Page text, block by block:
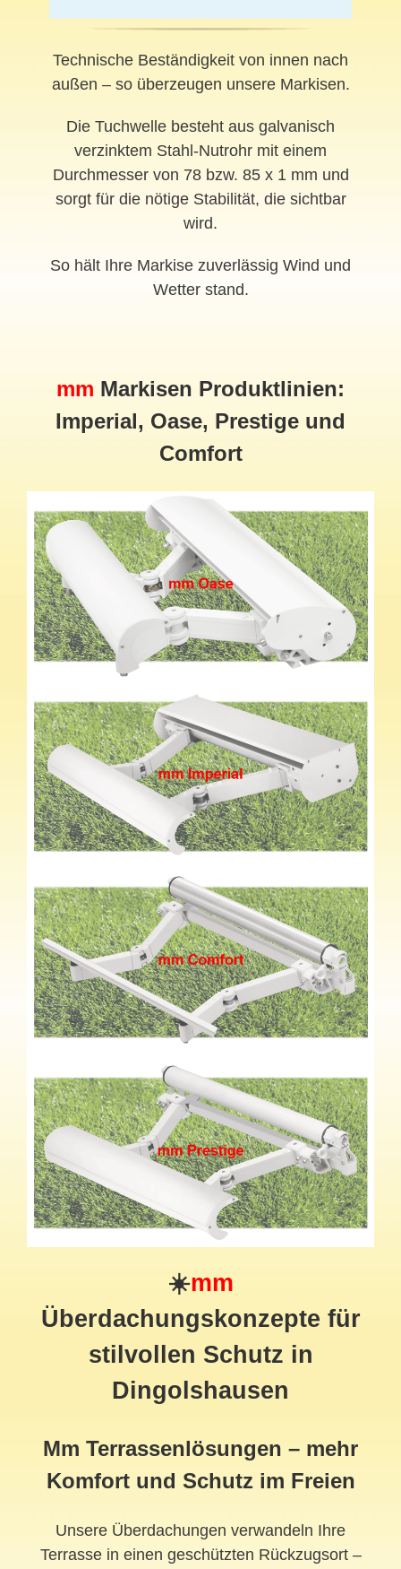
Technische Beständigkeit von innen nach
außen – so überzeugen unsere Markisen.
Die Tuchwelle besteht aus galvanisch
verzinktem Stahl-Nutrohr mit einem
Durchmesser von 78 bzw. 85 x 1 mm und
sorgt für die nötige Stabilität, die sichtbar
wird.
So hält Ihre Markise zuverlässig Wind und
Wetter stand.
mm Markisen Produktlinien:
Imperial, Oase, Prestige und
Comfort
☀️mm
Überdachungskonzepte für
stilvollen Schutz in
Dingolshausen
Mm Terrassenlösungen – mehr
Komfort und Schutz im Freien
Unsere Überdachungen verwandeln Ihre
Terrasse in einen geschützten Rückzugsort –